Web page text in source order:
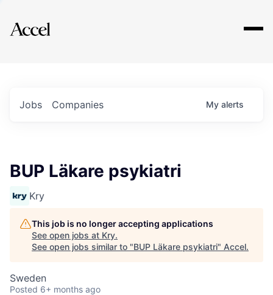
Explore
Jobs Companies My alerts
BUP Läkare psykiatri
Kry
This job is no longer accepting applications
See open jobs at Kry.
See open jobs similar to "BUP Läkare psykiatri" Accel.
Sweden
Posted 6+ months ago